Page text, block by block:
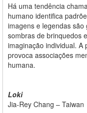
Há uma tendência
humano identifica
imagens e legendas
sombras de brinquedos
imaginação individual. A
provoca associações
humana.
Loki
Jia-Rey Chang – Taiwan